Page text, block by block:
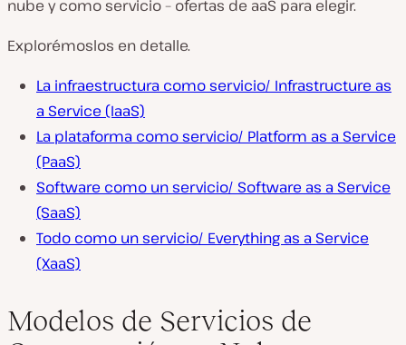
nube y como servicio – ofertas de aaS para elegir.
Explorémoslos en detalle.
La infraestructura como servicio/ Infrastructure as
a Service (IaaS)
La plataforma como servicio/ Platform as a Service
(PaaS)
Software como un servicio/ Software as a Service
(SaaS)
Todo como un servicio/ Everything as a Service
(XaaS)
Modelos de Servicios de